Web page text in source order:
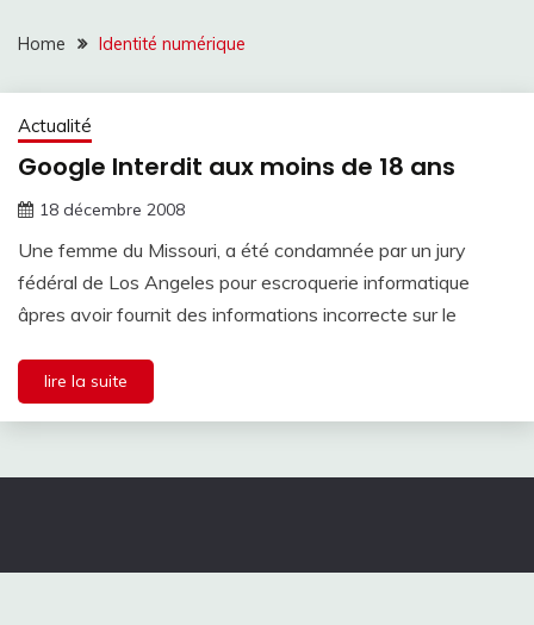
Home Identité numérique
Actualité
Google Interdit aux moins de 18 ans
18 décembre 2008
Une femme du Missouri, a été condamnée par un jury
fédéral de Los Angeles pour escroquerie informatique
âpres avoir fournit des informations incorrecte sur le
lire la suite